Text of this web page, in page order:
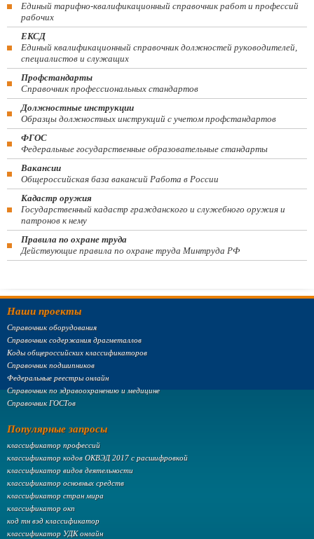
Единый тарифно-квалификационный справочник работ и профессий
рабочих
ЕКСД
Единый квалификационный справочник должностей руководителей,
специалистов и служащих
Профстандарты
Справочник профессиональных стандартов
Должностные инструкции
Образцы должностных инструкций с учетом профстандартов
ФГОС
Федеральные государственные образовательные стандарты
Вакансии
Общероссийская база вакансий Работа в России
Кадастр оружия
Государственный кадастр гражданского и служебного оружия и
патронов к нему
Правила по охране труда
Действующие правила по охране труда Минтруда РФ
Наши проекты
Справочник оборудования
Справочник содержания драгметаллов
Коды общероссийских классификаторов
Справочник подшипников
Федеральные реестры онлайн
Справочник по здравоохранению и медицине
Справочник ГОСТов
Популярные запросы
классификатор профессий
классификатор кодов ОКВЭД 2017 с расшифровкой
классификатор видов деятельности
классификатор основных средств
классификатор стран мира
классификатор окп
код тн вэд классификатор
классификатор УДК онлайн